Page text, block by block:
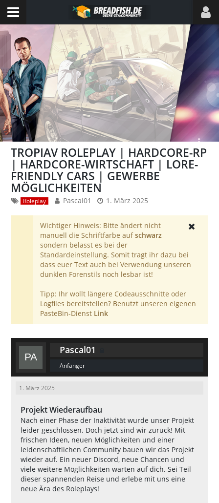
TROPIAV ROLEPLAY | HARDCORE-RP
| HARDCORE-WIRTSCHAFT | LORE-
FRIENDLY CARS | GEWERBE
MÖGLICHKEITEN
Roleplay Pascal01 1. März 2025
Wichtiger Hinweis: Bitte ändert nicht
manuell die Schriftfarbe aufschwarz
sondern belasst es bei der
Standardeinstellung. Somit tragt ihr dazu bei
dass euer Text auch bei Verwendung unseren
dunklen Forenstils noch lesbar ist!
Tipp: Ihr wollt längere Codeausschnitte oder
Logfiles bereitstellen? Benutzt unseren eigenen
PasteBin-Dienst Link
Pascal01
Anfänger
1. März 2025
Projekt Wiederaufbau
Nach einer Phase der Inaktivität wurde unser Projekt
leider geschlossen. Doch jetzt sind wir zurück! Mit
frischen Ideen, neuen Möglichkeiten und einer
leidenschaftlichen Community bauen wir das Projekt
wieder auf. Ein neuer Discord, neue Chancen und
viele weitere Möglichkeiten warten auf dich. Sei Teil
dieser spannenden Reise und erlebe mit uns eine
neue Ära des Roleplays!